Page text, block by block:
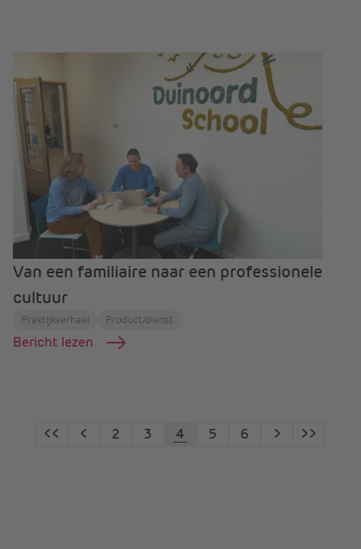
Van een familiaire naar een professionele
cultuur
Praktijkverhaal Product/dienst
Bericht lezen
<< < 2 3 4 5 6 > >>